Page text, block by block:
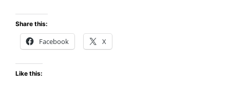
Share this:
Facebook X
Like this: